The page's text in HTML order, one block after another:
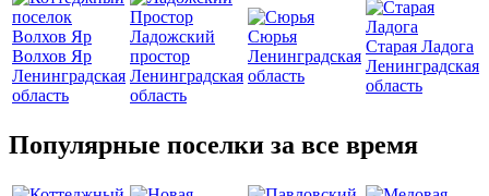
Волхов Яр
Ленинградская
область
Ладожский
простор
Ленинградская
область
Сюрья
Ленинградская
область
Старая Ладога
Ленинградская
область
Популярные поселки за все время